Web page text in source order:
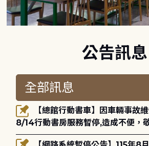
公告訊息
8/14行動書房服務暫停,造成不便，